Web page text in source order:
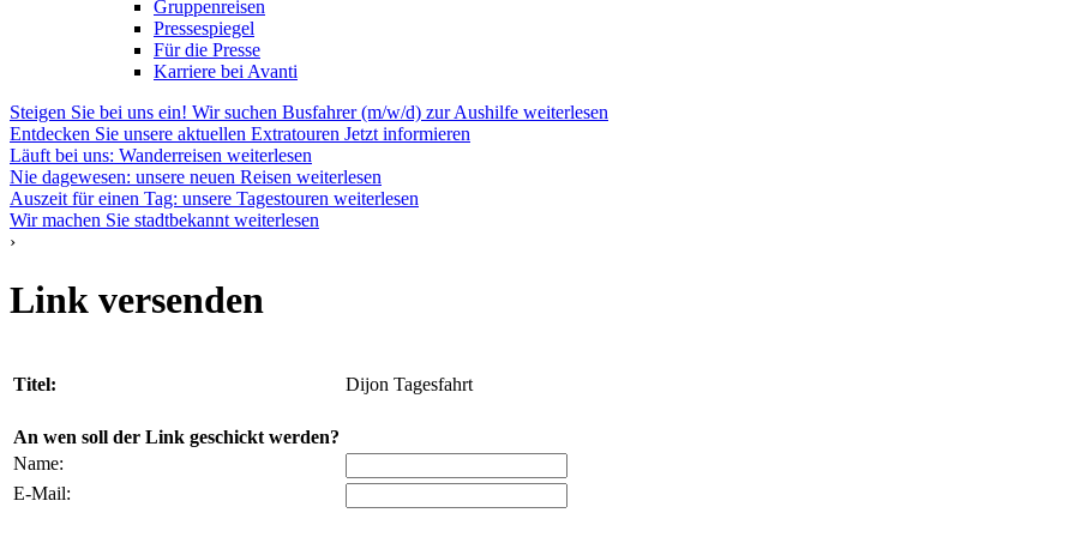
Gruppenreisen
Pressespiegel
Für die Presse
Karriere bei Avanti
Steigen Sie bei uns ein! Wir suchen Busfahrer (m/w/d) zur Aushilfe weiterlesen
Entdecken Sie unsere aktuellen Extratouren Jetzt informieren
Läuft bei uns: Wanderreisen weiterlesen
Nie dagewesen: unsere neuen Reisen weiterlesen
Auszeit für einen Tag: unsere Tagestouren weiterlesen
Wir machen Sie stadtbekannt weiterlesen
›
Link versenden
Titel: Dijon Tagesfahrt
An wen soll der Link geschickt werden?
Name:
E-Mail: